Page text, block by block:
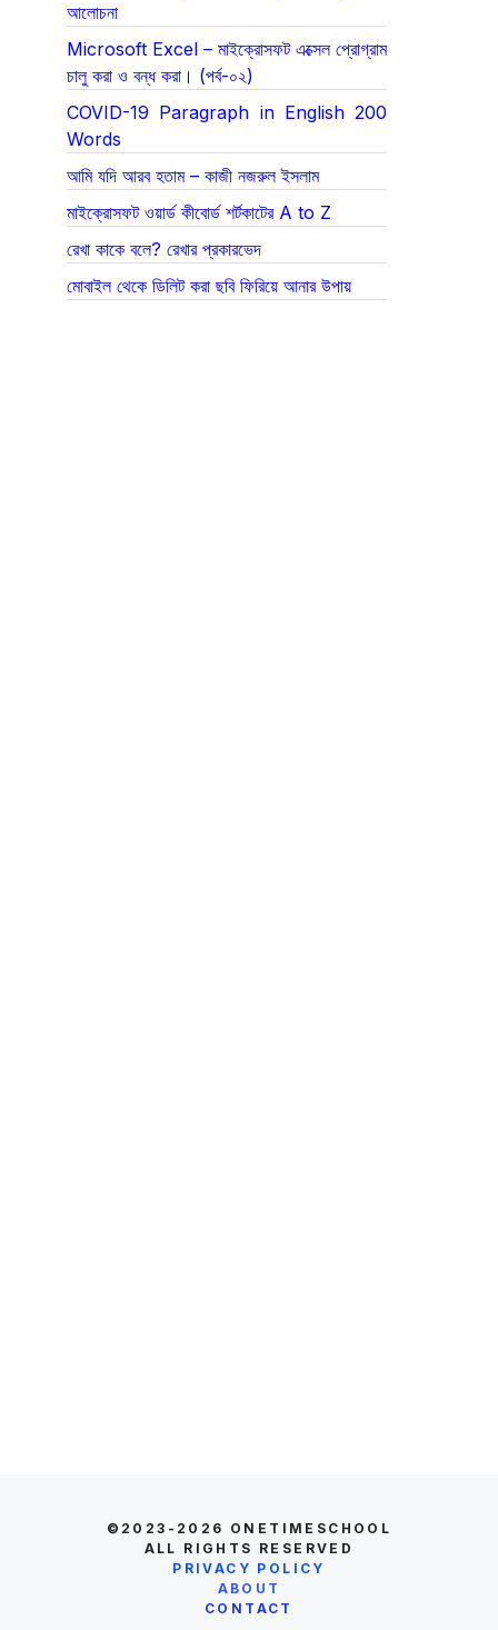
আলোচনা
Microsoft Excel – মাইক্রোসফট এক্সেল প্রোগ্রাম
চালু করা ও বন্ধ করা। (পর্ব-০২)
COVID-19 Paragraph in English 200
Words
আমি যদি আরব হতাম – কাজী নজরুল ইসলাম
মাইক্রোসফট ওয়ার্ড কীবোর্ড শর্টকাটের A to Z
রেখা কাকে বলে? রেখার প্রকারভেদ
মোবাইল থেকে ডিলিট করা ছবি ফিরিয়ে আনার উপায়
©2023-2026 ONETIMESCHOOL
ALL RIGHTS RESERVED
PRIVACY POLICY
ABOUT
CONTACT